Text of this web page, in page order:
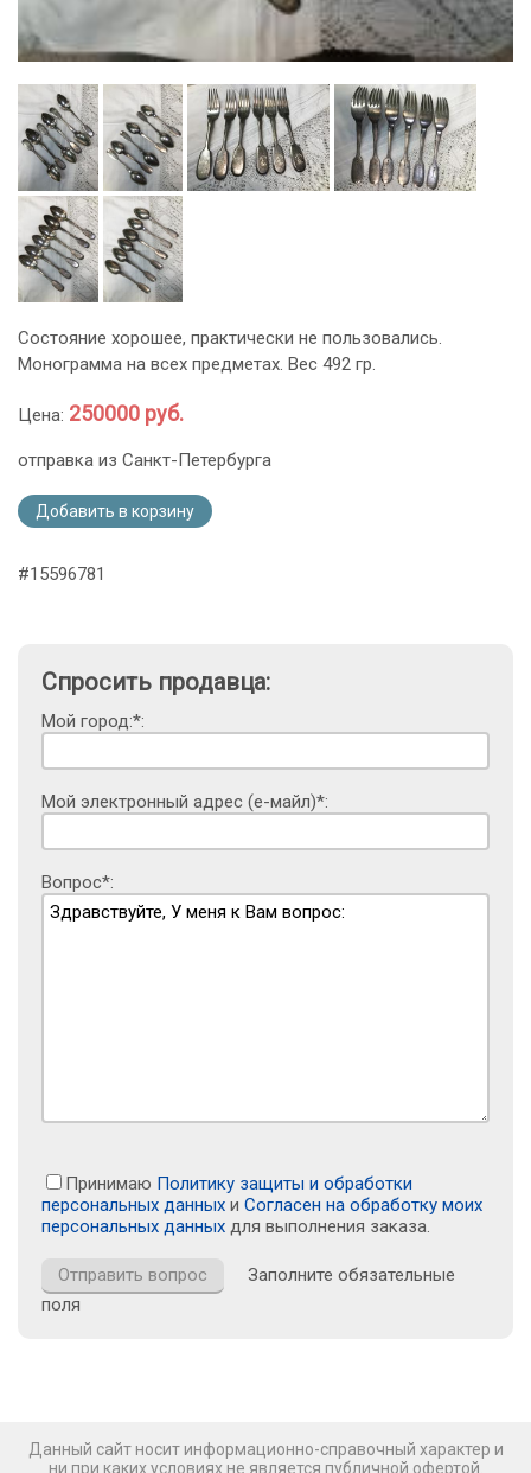
Состояние хорошее, практически не пользовались.
Монограмма на всех предметах. Вес 492 гр.
Цена: 250000 руб.
отправка из Санкт-Петербурга
Добавить в корзину
#15596781
Спросить продавца:
Мой город:*:
Мой электронный адрес (е-майл)*:
Вопрос*:
Принимаю Политику защиты и обработки
персональных данных и Согласен на обработку моих
персональных данных для выполнения заказа.
Заполните обязательные
поля
Данный сайт носит информационно-справочный характер и
ни при каких условиях не является публичной офертой.